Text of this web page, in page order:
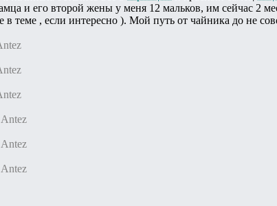
и его второй жены у меня 12 мальков, им сейчас 2
в теме , если интересно ). Мой путь от чайника до не